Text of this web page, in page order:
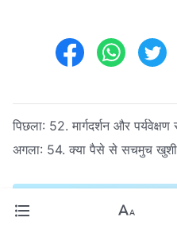
पिछला: 52. मार्गदर्शन और पर्यवेक्षण
अगला: 54. क्या पैसे से सचमुच खुशी
परमेश्वर के बिना जीवन कठिन